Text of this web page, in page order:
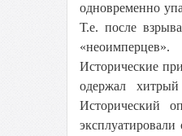
одновременно
Т.е. после
«неоимперцев».
Исторические
одержал
Исторический